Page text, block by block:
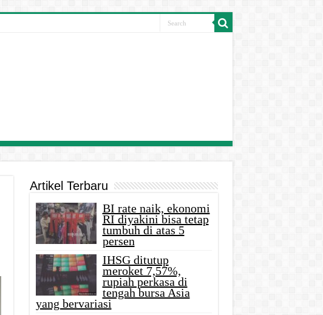
Artikel Terbaru
BI rate naik, ekonomi
RI diyakini bisa tetap
tumbuh di atas 5
persen
IHSG ditutup
meroket 7,57%,
rupiah perkasa di
tengah bursa Asia
yang bervariasi